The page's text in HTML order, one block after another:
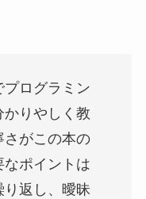
ログラミン
かりやしく教
さがこの本の
なポイントは
返し、曖昧